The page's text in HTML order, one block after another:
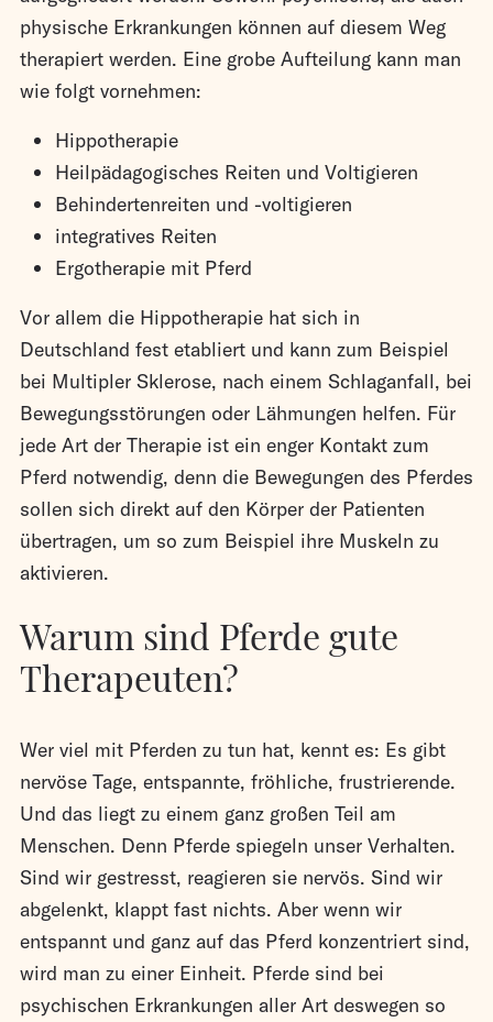
physische Erkrankungen können auf diesem Weg
therapiert werden. Eine grobe Aufteilung kann man
wie folgt vornehmen:
Hippotherapie
Heilpädagogisches Reiten und Voltigieren
Behindertenreiten und -voltigieren
integratives Reiten
Ergotherapie mit Pferd
Vor allem die Hippotherapie hat sich in
Deutschland fest etabliert und kann zum Beispiel
bei Multipler Sklerose, nach einem Schlaganfall, bei
Bewegungsstörungen oder Lähmungen helfen. Für
jede Art der Therapie ist ein enger Kontakt zum
Pferd notwendig, denn die Bewegungen des Pferdes
sollen sich direkt auf den Körper der Patienten
übertragen, um so zum Beispiel ihre Muskeln zu
aktivieren.
Warum sind Pferde gute
Therapeuten?
Wer viel mit Pferden zu tun hat, kennt es: Es gibt
nervöse Tage, entspannte, fröhliche, frustrierende.
Und das liegt zu einem ganz großen Teil am
Menschen. Denn Pferde spiegeln unser Verhalten.
Sind wir gestresst, reagieren sie nervös. Sind wir
abgelenkt, klappt fast nichts. Aber wenn wir
entspannt und ganz auf das Pferd konzentriert sind,
wird man zu einer Einheit. Pferde sind bei
psychischen Erkrankungen aller Art deswegen so